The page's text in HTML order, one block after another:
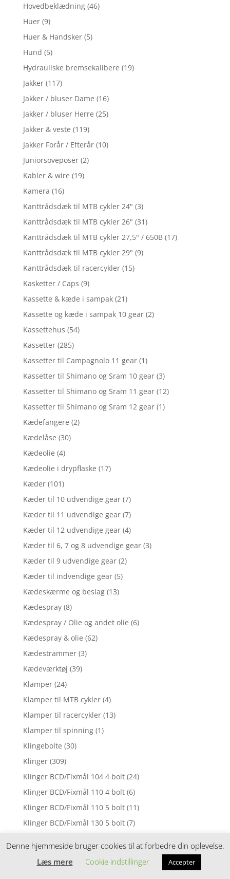
Hovedbeklædning (46)
Huer (9)
Huer & Handsker (5)
Hund (5)
Hydrauliske bremsekalibere (19)
Jakker (117)
Jakker / bluser Dame (16)
Jakker / bluser Herre (25)
Jakker & veste (119)
Jakker Forår / Efterår (10)
Juniorsoveposer (2)
Kabler & wire (19)
Kamera (16)
Kanttrådsdæk til MTB cykler 24" (3)
Kanttrådsdæk til MTB cykler 26" (31)
Kanttrådsdæk til MTB cykler 27,5" / 650B (17)
Kanttrådsdæk til MTB cykler 29" (9)
Kanttrådsdæk til racercykler (15)
Kasketter / Caps (9)
Kassette & kæde i sampak (21)
Kassette og kæde i sampak 10 gear (2)
Kassettehus (54)
Kassetter (285)
Kassetter til Campagnolo 11 gear (1)
Kassetter til Shimano og Sram 10 gear (3)
Kassetter til Shimano og Sram 11 gear (12)
Kassetter til Shimano og Sram 12 gear (1)
Kædefangere (2)
Kædelåse (30)
Kædeolie (4)
Kædeolie i drypflaske (17)
Kæder (101)
Kæder til 10 udvendige gear (7)
Kæder til 11 udvendige gear (7)
Kæder til 12 udvendige gear (4)
Kæder til 6, 7 og 8 udvendige gear (3)
Kæder til 9 udvendige gear (2)
Kæder til indvendige gear (5)
Kædeskærme og beslag (13)
Kædespray (8)
Kædespray / Olie og andet olie (6)
Kædespray & olie (62)
Kædestrammer (3)
Kædeværktøj (39)
Klamper (24)
Klamper til MTB cykler (4)
Klamper til racercykler (13)
Klamper til spinning (1)
Klingebolte (30)
Klinger (309)
Klinger BCD/Fixmål 104 4 bolt (24)
Klinger BCD/Fixmål 110 4 bolt (6)
Klinger BCD/Fixmål 110 5 bolt (11)
Klinger BCD/Fixmål 130 5 bolt (7)
Klinger BCD/Fixmål 74 5 bolt
Klinger BCD/Fixmål 80 4 bolt
Denne hjemmeside bruger cookies til at forbedre din oplevelse.
Læs mere
Cookie indstillinger Accepter